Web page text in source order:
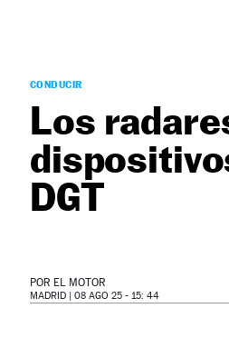
CONDUCIR
Los
DGT
POR EL MOTOR
MADRID | 08 AGO 25 - 15: 44